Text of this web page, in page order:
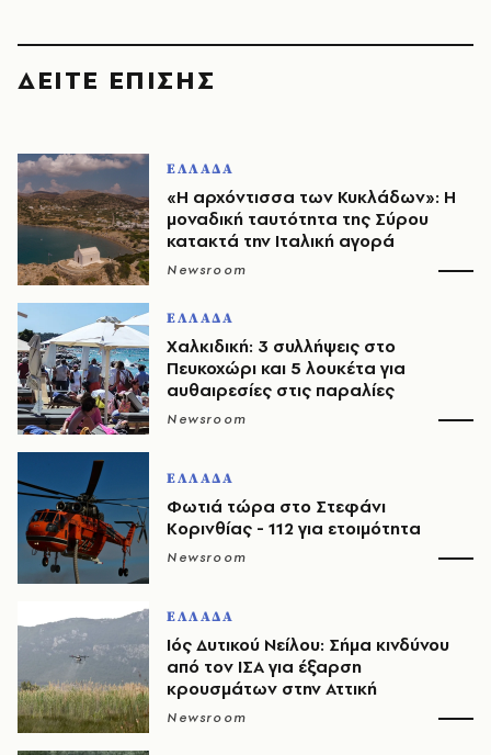
ΔΕΙΤΕ ΕΠΙΣΗΣ
ΕΛΛΑΔΑ
«Η αρχόντισσα των Κυκλάδων»: Η
μοναδική ταυτότητα της Σύρου
κατακτά την Ιταλική αγορά
Newsroom
ΕΛΛΑΔΑ
Χαλκιδική: 3 συλλήψεις στο
Πευκοχώρι και 5 λουκέτα για
αυθαιρεσίες στις παραλίες
Newsroom
ΕΛΛΑΔΑ
Φωτιά τώρα στο Στεφάνι
Κορινθίας - 112 για ετοιμότητα
Newsroom
ΕΛΛΑΔΑ
Ιός Δυτικού Νείλου: Σήμα κινδύνου
από τον ΙΣΑ για έξαρση
κρουσμάτων στην Αττική
Newsroom